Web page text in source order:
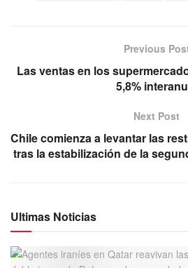
Previous
Las ventas en los
5,8%
Next Post
Chile comienza a levantar las
tras la estabilización de la
Ultimas Noticias